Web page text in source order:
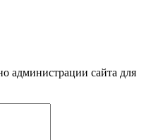
администрации сайта для